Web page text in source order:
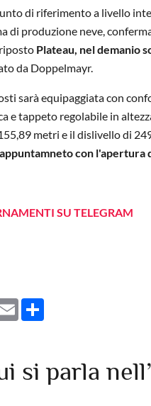
di riferimento a livello
di produzione neve,
Plateau, nel demanio
da Doppelmayr.
sarà equipaggiata con
e tappeto regolabile in
metri e il dislivello di
con
SU TELEGRAM
Email
si parla